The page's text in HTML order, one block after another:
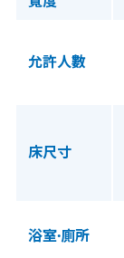
允許人數
床尺寸
浴室·廁所